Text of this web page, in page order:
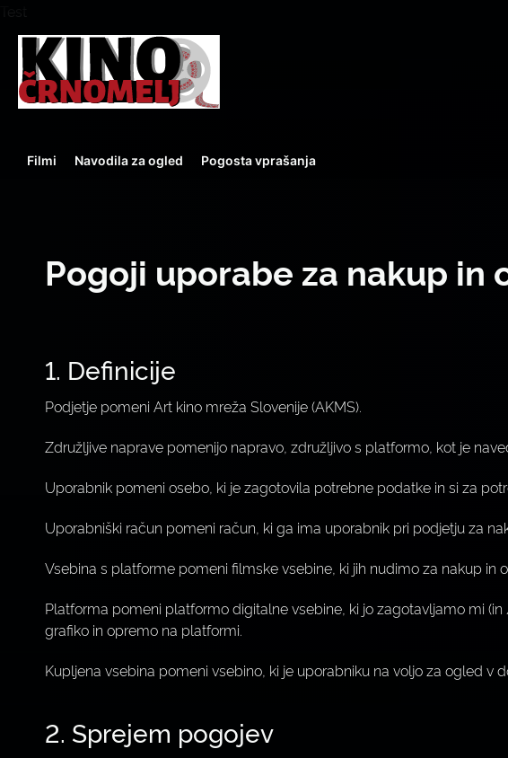
Filmi Navodila za ogled Pogosta vprašanja
Pogoji uporabe za nakup in
1. Definicije
Podjetje pomeni Art kino mreža Slovenije (AKMS).
Združljive naprave pomenijo napravo, združljivo s platformo, kot je
Uporabnik pomeni osebo, ki je zagotovila potrebne podatke in si za
Uporabniški račun pomeni račun, ki ga ima uporabnik pri podjetju za
Vsebina s platforme pomeni filmske vsebine, ki jih nudimo za nakup in
Platforma pomeni platformo digitalne vsebine, ki jo zagotavljamo mi
grafiko in opremo na platformi.
Kupljena vsebina pomeni vsebino, ki je uporabniku na voljo za ogled v
2. Sprejem pogojev